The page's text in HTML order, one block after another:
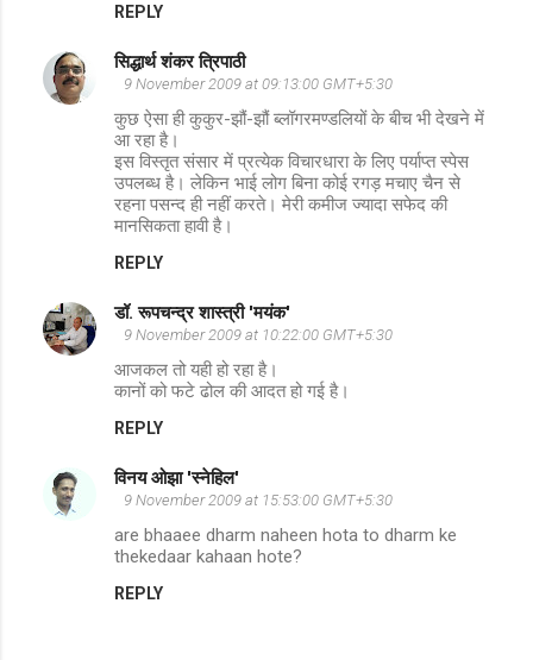
REPLY
सिद्धार्थ शंकर त्रिपाठी
9 November 2009 at 09:13:00 GMT+5:30
कुछ ऐसा ही कुकुर-झौं-झौं ब्लॉगरमण्डलियों के बीच भी देखने में
आ रहा है।
इस विस्तृत संसार में प्रत्येक विचारधारा के लिए पर्याप्त स्पेस
उपलब्ध है। लेकिन भाई लोग बिना कोई रगड़ मचाए चैन से
रहना पसन्द ही नहीं करते। मेरी कमीज ज्यादा सफेद की
मानसिकता हावी है।
REPLY
डॉ. रूपचन्द्र शास्त्री 'मयंक'
9 November 2009 at 10:22:00 GMT+5:30
आजकल तो यही हो रहा है।
कानों को फटे ढोल की आदत हो गई है।
REPLY
विनय ओझा 'स्नेहिल'
9 November 2009 at 15:53:00 GMT+5:30
are bhaaee dharm naheen hota to dharm ke
thekedaar kahaan hote?
REPLY